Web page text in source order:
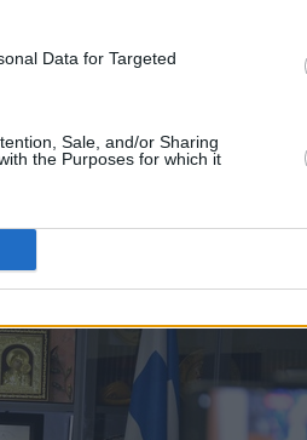
Data for Targeted
Sale, and/or Sharing
the Purposes for which it
και σημείωσε πως
Ο ένας που αφορά την
είναι η προκήρυξη των